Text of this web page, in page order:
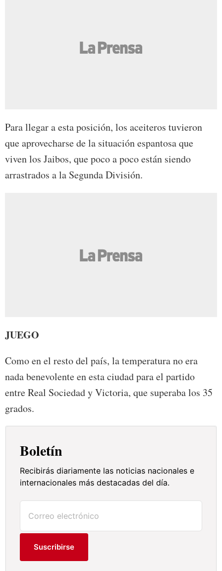
Para llegar a esta posición, los aceiteros tuvieron
que aprovecharse de la situación espantosa que
viven los Jaibos, que poco a poco están siendo
arrastrados a la Segunda División.
JUEGO
Como en el resto del país, la temperatura no era
nada benevolente en esta ciudad para el partido
entre Real Sociedad y Victoria, que superaba los 35
grados.
Boletín
Recibirás diariamente las noticias nacionales e
internacionales más destacadas del día.
Suscribirse